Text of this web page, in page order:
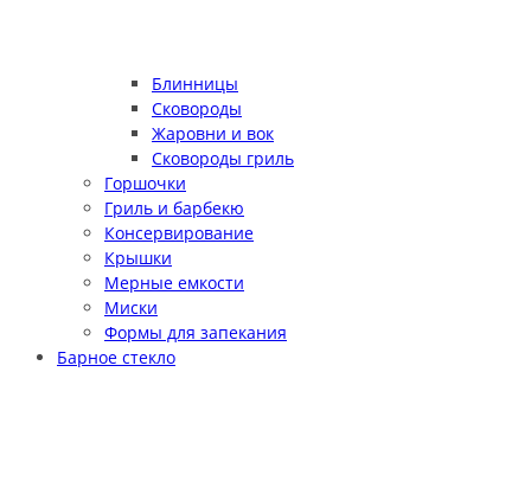
Блинницы
Сковороды
Жаровни и вок
Сковороды гриль
Горшочки
Гриль и барбекю
Консервирование
Крышки
Мерные емкости
Миски
Формы для запекания
Барное стекло